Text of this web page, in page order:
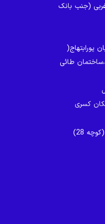
(جنب بانک
پورابتهاج(
طائی
کسری
28)